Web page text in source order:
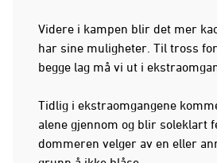
Videre i kampen blir det mer
har sine muligheter. Til tross
begge lag må vi ut i
Tidlig i ekstraomgangene
alene gjennom og blir soleklart
dommeren velger av en eller